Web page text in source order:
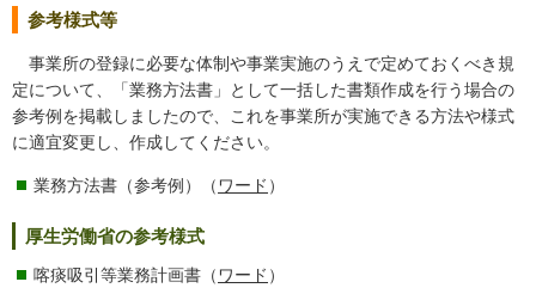
参考様式等
事業所の登録に必要な体制や事業実施のうえで定めておくべき規
定について、「業務方法書」として一括した書類作成を行う場合の
参考例を掲載しましたので、これを事業所が実施できる方法や様式
に適宜変更し、作成してください。
業務方法書（参考例）（ ワード ）
厚生労働省の参考様式
喀痰吸引等業務計画書（ ワード ）